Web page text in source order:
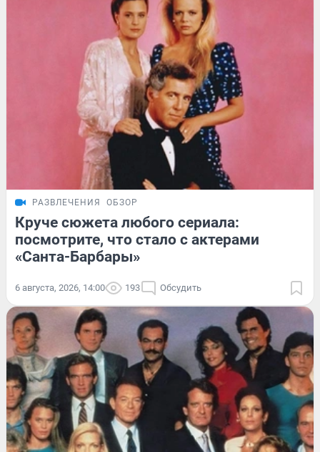
РАЗВЛЕЧЕНИЯ ОБЗОР
Круче сюжета любого сериала:
посмотрите, что стало с актерами
«Санта-Барбары»
6 августа, 2026, 14:00 193 Обсудить